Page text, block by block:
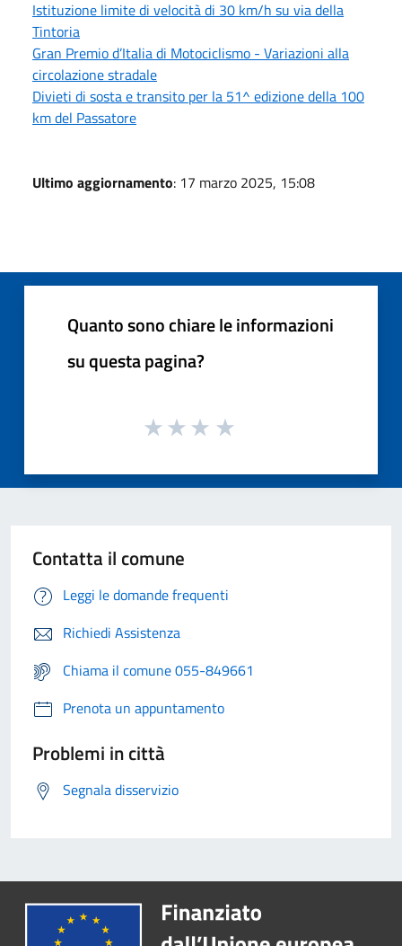
Istituzione limite di velocità di 30 km/h su via della
Tintoria
Gran Premio d’Italia di Motociclismo - Variazioni alla
circolazione stradale
Divieti di sosta e transito per la 51^ edizione della 100
km del Passatore
Ultimo aggiornamento: 17 marzo 2025, 15:08
Quanto sono chiare le informazioni
su questa pagina?
Contatta il comune
Leggi le domande frequenti
Richiedi Assistenza
Chiama il comune 055-849661
Prenota un appuntamento
Problemi in città
Segnala disservizio